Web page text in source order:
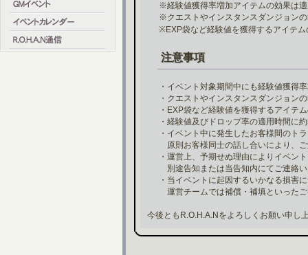
※経験値獲得率増加アイテムの効果は
※クエストやインスタンスダンジョン
※EXP袋など経験値を獲得するアイテ
注意事項
・イベント対象期間中にも経験値獲得
・クエストやインスタンスダンジョン
・EXP袋など経験値を獲得するアイテ
・経験値及びドロップ率の適用時間に
・イベント中に発生したお客様間のト
原則お客様同士の話し合いにより、
・運営上、予期せぬ理由によりイベン
別途告知または当告知内にてご連絡
・当イベントに起因するいかなる損害
運営チームでは補償・補填といった
今後ともR.O.H.A.Nをよろしくお願い申し